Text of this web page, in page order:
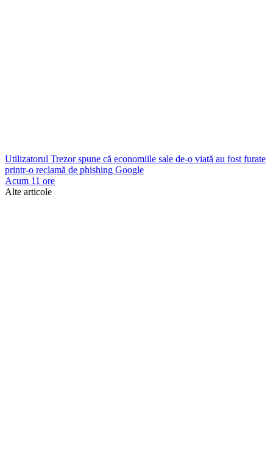
Utilizatorul Trezor spune că economiile sale de-o viață au fost furate
printr-o reclamă de phishing Google
Acum 11 ore
Alte articole